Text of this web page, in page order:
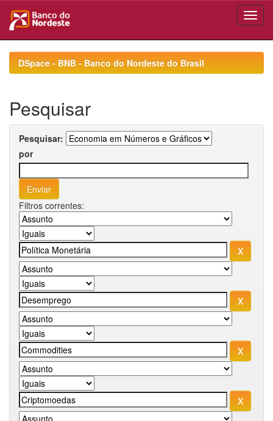
navigationDSpace - BNB - Banco do Nordeste do Brasil
Pesquisar
Pesquisar:
por
Filtros correntes: